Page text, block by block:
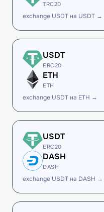
TRC20
exchange USDT на USDT →
USDT
ERC20
ETH
ETH
exchange USDT на ETH →
USDT
ERC20
DASH
DASH
exchange USDT на DASH →